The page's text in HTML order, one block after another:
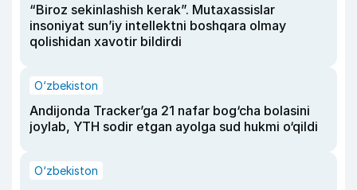
“Biroz sekinlashish kerak”. Mutaxassislar
insoniyat sun’iy intellektni boshqara olmay
qolishidan xavotir bildirdi
O‘zbekiston
Andijonda Tracker’ga 21 nafar bog‘cha bolasini
joylab, YTH sodir etgan ayolga sud hukmi o‘qildi
O‘zbekiston